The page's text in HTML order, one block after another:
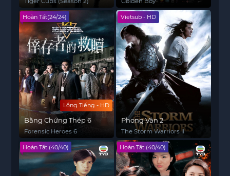
Lồng Tiếng - HD
Hoàn Tất(24/24)
Bằng Chứng Thép 6
Forensic Heroes 6
Vietsub - HD
Phong Vân 2
The Storm Warriors II
Hoàn Tất (40/40) Hoàn Tất (40/40)